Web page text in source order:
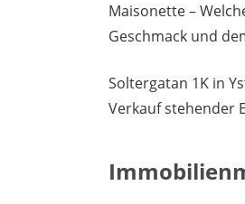
Maisonette –
Geschmack und
Soltergatan 1K in
Verkauf stehender